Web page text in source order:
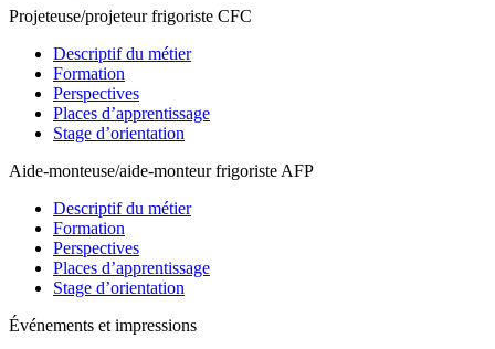
Projeteuse/projeteur frigoriste CFC
Descriptif du métier
Formation
Perspectives
Places d’apprentissage
Stage d’orientation
Aide-monteuse/aide-monteur frigoriste AFP
Descriptif du métier
Formation
Perspectives
Places d’apprentissage
Stage d’orientation
Événements et impressions